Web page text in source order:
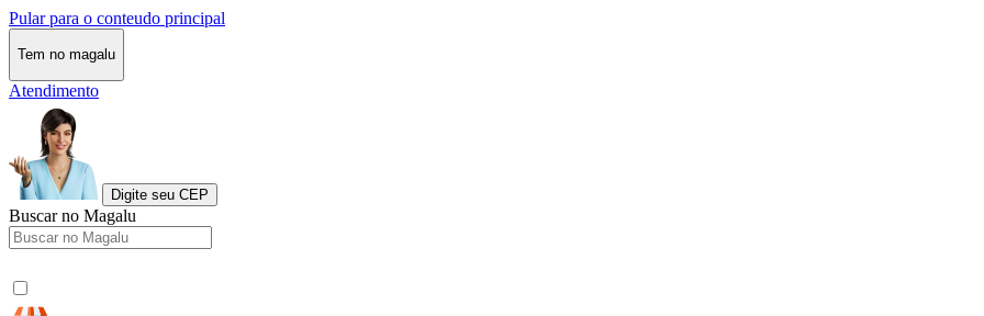
Pular para o conteudo principal
Tem no magalu
Atendimento
Digite seu CEP
Buscar no Magalu